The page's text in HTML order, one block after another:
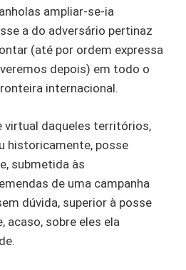
ampliar-se-ia
a do adversário pertinaz
(até por ordem expressa
depois) em todo o
internacional.
virtual daqueles territórios,
historicamente, posse
submetida às
de uma campanha
dúvida, superior à posse
acaso, sobre eles ela